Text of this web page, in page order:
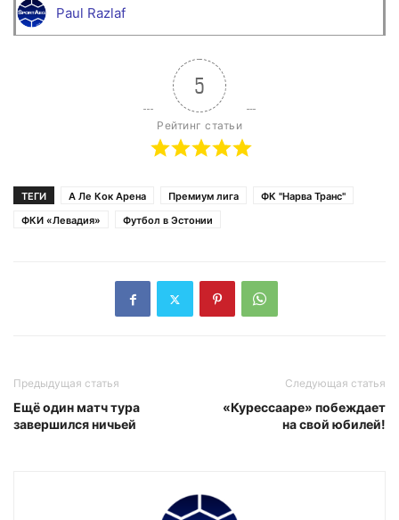
Paul Razlaf
5
Рейтинг статьи
ТЕГИ А Ле Кок Арена Премиум лига
ФК "Нарва Транс"
ФКИ «Левадия»
Футбол в Эстонии
Предыдущая статья
Ещё один матч тура
завершился ничьей
Следующая статья
«Курессааре» побеждает
на свой юбилей!